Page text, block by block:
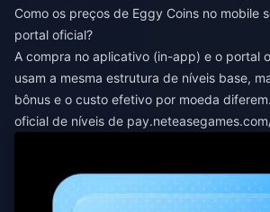
Como os preços de Eggy Coins no mobile
portal oficial?
A compra no aplicativo (in-app) e o portal
usam a mesma estrutura de níveis base,
bônus e o custo efetivo por moeda
oficial de níveis de